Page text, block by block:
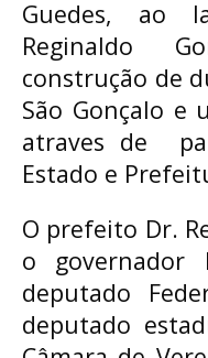
Guedes, ao
Reginaldo
construção de
São Gonçalo e
atraves de
Estado e
O prefeito Dr.
o governador
deputado
deputado